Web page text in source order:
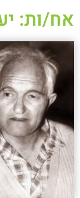
אח/ות: